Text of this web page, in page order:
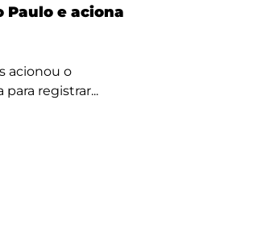
Paulo e aciona
acionou o
registrar...